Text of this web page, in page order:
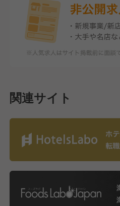
関連サイト